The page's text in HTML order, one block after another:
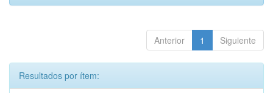
Anterior 1 Siguiente
Resultados por ítem: